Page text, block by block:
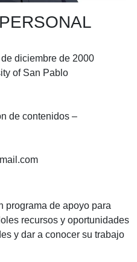
diciembre de 2000
of San Pablo
de contenidos –
programa de apoyo para
recursos y oportunidades
y dar a conocer su trabajo